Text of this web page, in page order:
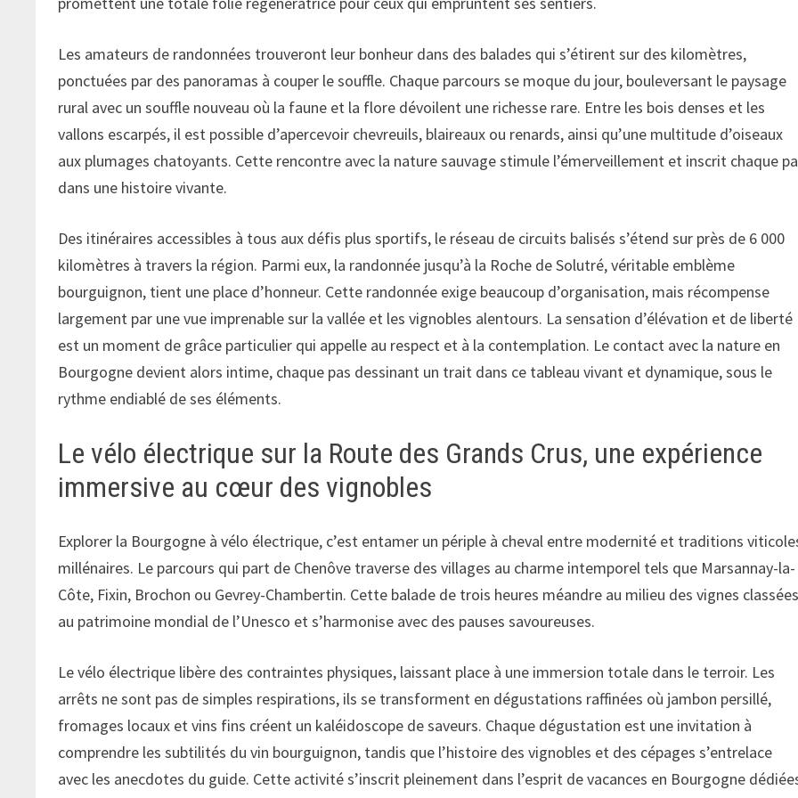
Les amateurs de randonnées trouveront leur bonheur dans des balades qui s’étirent sur des kilomètres,
ponctuées par des panoramas à couper le souffle. Chaque parcours se moque du jour, bouleversant le paysage
rural avec un souffle nouveau où la faune et la flore dévoilent une richesse rare. Entre les bois denses et les
vallons escarpés, il est possible d’apercevoir chevreuils, blaireaux ou renards, ainsi qu’une multitude d’oiseaux
aux plumages chatoyants. Cette rencontre avec la nature sauvage stimule l’émerveillement et inscrit chaque
dans une histoire vivante.
Des itinéraires accessibles à tous aux défis plus sportifs, le réseau de circuits balisés s’étend sur près de 6 000
kilomètres à travers la région. Parmi eux, la randonnée jusqu’à la Roche de Solutré, véritable emblème
bourguignon, tient une place d’honneur. Cette randonnée exige beaucoup d’organisation, mais récompense
largement par une vue imprenable sur la vallée et les vignobles alentours. La sensation d’élévation et de liberté
est un moment de grâce particulier qui appelle au respect et à la contemplation. Le contact avec la nature en
Bourgogne devient alors intime, chaque pas dessinant un trait dans ce tableau vivant et dynamique, sous le
rythme endiablé de ses éléments.
Le vélo électrique sur la Route des Grands Crus, une expérience
immersive au cœur des vignobles
Explorer la Bourgogne à vélo électrique, c’est entamer un périple à cheval entre modernité et traditions
millénaires. Le parcours qui part de Chenôve traverse des villages au charme intemporel tels que Marsannay-la-
Côte, Fixin, Brochon ou Gevrey-Chambertin. Cette balade de trois heures méandre au milieu des vignes
au patrimoine mondial de l’Unesco et s’harmonise avec des pauses savoureuses.
Le vélo électrique libère des contraintes physiques, laissant place à une immersion totale dans le terroir. Les
arrêts ne sont pas de simples respirations, ils se transforment en dégustations raffinées où jambon persillé,
fromages locaux et vins fins créent un kaléidoscope de saveurs. Chaque dégustation est une invitation à
comprendre les subtilités du vin bourguignon, tandis que l’histoire des vignobles et des cépages s’entrelace
avec les anecdotes du guide. Cette activité s’inscrit pleinement dans l’esprit de vacances en Bourgogne